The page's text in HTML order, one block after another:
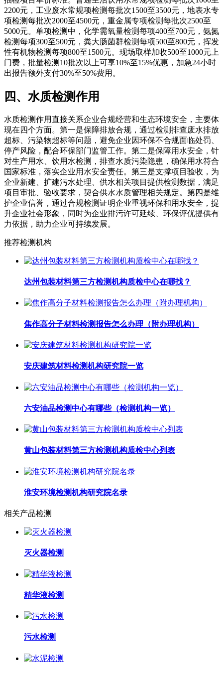
2200元，工业废水常规项检测每批次1500至3500元，地表水专
项检测每批次2000至4500元，重金属专项检测每批次2500至
5000元。单项检测中，化学需氧量检测每项400至700元，氨氮
检测每项300至500元，粪大肠菌群检测每项500至800元，挥发
性有机物检测每项800至1500元。现场取样加收500至1000元上
门费，批量检测10批次以上可享10%至15%优惠，加急24小时
出报告额外支付30%至50%费用。
四、水质检测作用
水质检测作用直接关系企业合规经营和生态环境安全，主要体
现在四个方面。第一是保障排放合规，通过检测排查废水排放
超标、污染物超标等问题，避免企业因环保不合规面临处罚、
停产风险，配合环保部门监管工作。第二是保障用水安全，针
对生产用水、饮用水检测，排查水质污染隐患，确保用水符合
国家标准，落实企业用水安全责任。第三是支撑项目验收，为
企业新建、扩建污水处理、供水相关项目提供检测数据，满足
项目审批、验收要求，契合供水水质管理相关规定。第四是维
护企业信誉，通过合规检测证明企业重视环保和用水安全，提
升企业社会形象，同时为企业排污许可延续、环保评优提供有
力依据，助力企业可持续发展。
推荐检测机构
达州包装材料第三方检测机构质检中心在哪找？
焦作高分子材料检测报告怎么办理（附办理机构）
安庆建筑材料检测机构研究院一览
六安油品检测中心有哪些（检测机构一览）
黄山包装材料第三方检测机构质检中心列表
淮安环境检测机构研究院名录
相关产品检测
灭火器检测
精华液检测
污水检测